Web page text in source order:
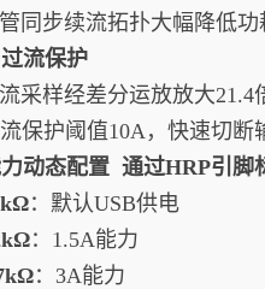
同步续流拓扑大幅降低功
流保护
采样经差分运放放大21.4
保护阈值10A，快速切断
动态配置 通过HRP引脚
：默认USB供电
：1.5A能力
：3A能力